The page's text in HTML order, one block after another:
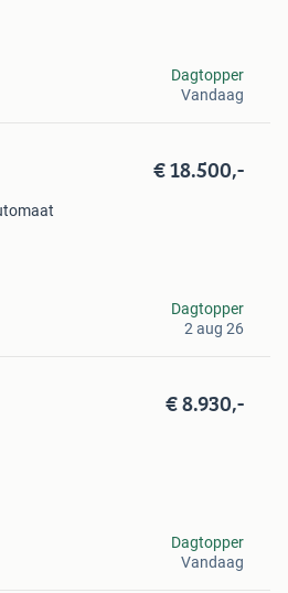
Dagtopper
Vandaag
€ 18.500,-
Dagtopper
2 aug 26
€ 8.930,-
Dagtopper
Vandaag